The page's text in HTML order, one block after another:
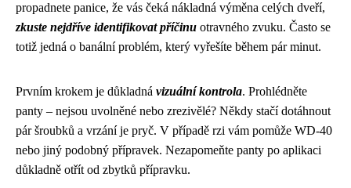
propadnete panice, že vás čeká nákladná výměna celých dveří,
zkuste nejdříve identifikovat příčinu otravného zvuku. Často se
totiž jedná o banální problém, který vyřešíte během pár minut.
Prvním krokem je důkladná vizuální kontrola. Prohlédněte
panty – nejsou uvolněné nebo zrezivělé? Někdy stačí dotáhnout
pár šroubků a vrzání je pryč. V případě rzi vám pomůže WD-40
nebo jiný podobný přípravek. Nezapomeňte panty po aplikaci
důkladně otřít od zbytků přípravku.